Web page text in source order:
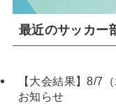
最近のサッカー
【大会結果】8/7
お知らせ